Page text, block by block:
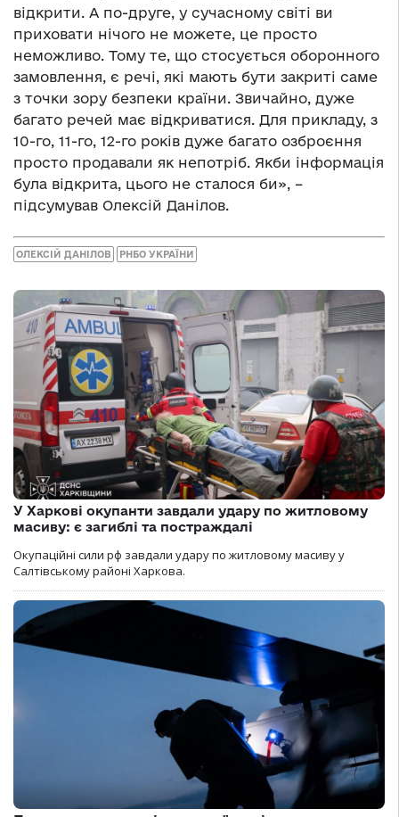
відкрити. А по-друге, у сучасному світі ви
приховати нічого не можете, це просто
неможливо. Тому те, що стосується оборонного
замовлення, є речі, які мають бути закриті саме
з точки зору безпеки країни. Звичайно, дуже
багато речей має відкриватися. Для прикладу, з
10-го, 11-го, 12-го років дуже багато озброєння
просто продавали як непотріб. Якби інформація
була відкрита, цього не сталося би», –
підсумував Олексій Данілов.
ОЛЕКСІЙ ДАНІЛОВ РНБО УКРАЇНИ
У Харкові окупанти завдали удару по житловому
масиву: є загиблі та постраждалі
Окупаційні сили рф завдали удару по житловому масиву у
Салтівському районі Харкова.